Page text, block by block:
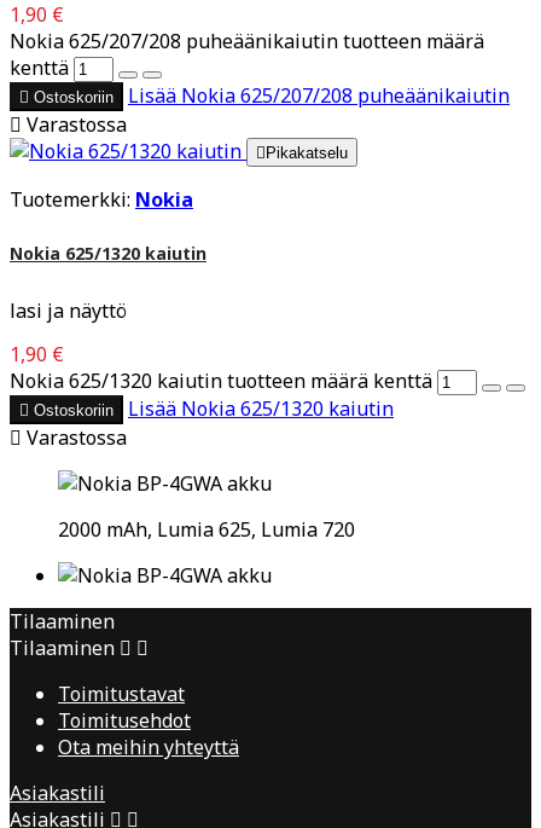
1,90 €
Nokia 625/207/208 puheäänikaiutin tuotteen määrä
kenttä
 Ostoskoriin Lisää Nokia 625/207/208 puheäänikaiutin
 Varastossa
 Pikakatselu
Tuotemerkki: Nokia
Nokia 625/1320 kaiutin
lasi ja näyttö
1,90 €
Nokia 625/1320 kaiutin tuotteen määrä kenttä
 Ostoskoriin Lisää Nokia 625/1320 kaiutin
 Varastossa
2000 mAh, Lumia 625, Lumia 720
Tilaaminen
Tilaaminen  
Toimitustavat
Toimitusehdot
Ota meihin yhteyttä
Asiakastili
Asiakastili  